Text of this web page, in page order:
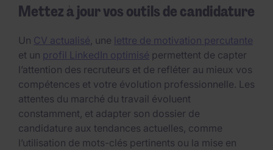
Mettez à jour vos outils de candidature
Un CV actualisé, une lettre de motivation percutante
et un profil LinkedIn optimisé permettent de capter
l’attention des recruteurs et de refléter au mieux vos
compétences et votre évolution professionnelle. Les
attentes du marché du travail évoluent
constamment, et adapter son dossier de
candidature aux tendances actuelles, comme
l’utilisation de mots-clés pertinents ou la mise en